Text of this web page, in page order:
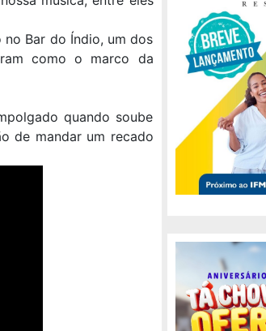
Bar do Índio, um dos
como o marco da
quando soube
de mandar um recado